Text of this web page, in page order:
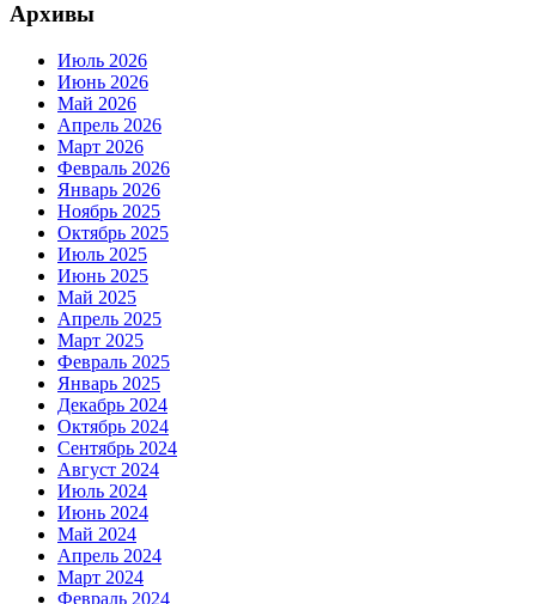
Архивы
Июль 2026
Июнь 2026
Май 2026
Апрель 2026
Март 2026
Февраль 2026
Январь 2026
Ноябрь 2025
Октябрь 2025
Июль 2025
Июнь 2025
Май 2025
Апрель 2025
Март 2025
Февраль 2025
Январь 2025
Декабрь 2024
Октябрь 2024
Сентябрь 2024
Август 2024
Июль 2024
Июнь 2024
Май 2024
Апрель 2024
Март 2024
Февраль 2024